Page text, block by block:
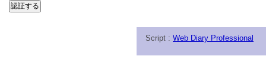
Script : Web Diary Professional